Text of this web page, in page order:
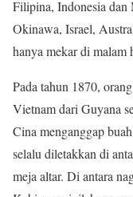
Filipina, Indonesia
Okinawa, Israel,
hanya mekar di malam
Pada tahun 1870,
Vietnam dari Guyana
Cina menganggap
selalu diletakkan di
meja altar. Di antara